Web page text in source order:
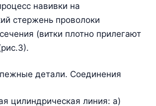
навивки на
стержень проволоки
(витки плотно прилегают
цилиндрическая линия: а)